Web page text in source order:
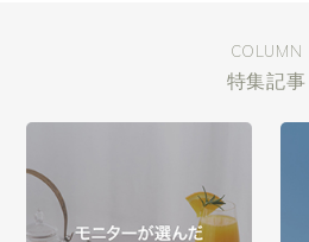
COLUMN
特集記事